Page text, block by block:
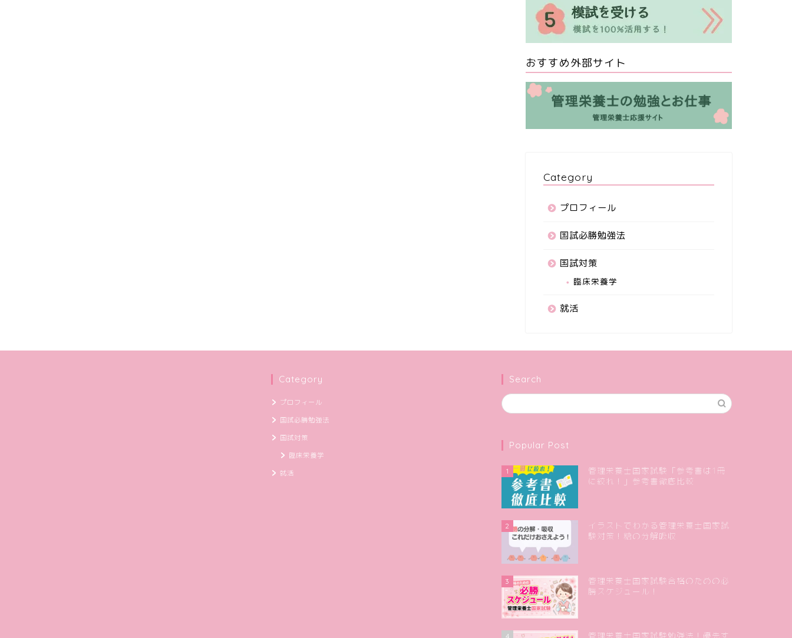
おすすめ外部サイト
Category
プロフィール
国試必勝勉強法
国試対策
臨床栄養学
就活
Category
プロフィール
国試必勝勉強法
国試対策
臨床栄養学
就活
Search
Popular Post
1
管理栄養士国家試験「参考書は1冊
に絞れ！」参考書徹底比較
2
イラストでわかる管理栄養士国家試
験対策！糖の分解吸収
3
管理栄養士国家試験合格のための必
勝スケジュール！
4 管理栄養士国家試験勉強法！優先す